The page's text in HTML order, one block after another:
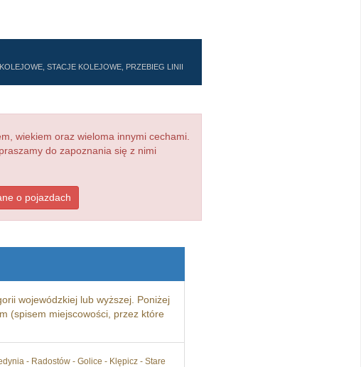
STACJE KOLEJOWE, PRZEBIEG LINII
wiekiem oraz wieloma innymi cechami.
do zapoznania się z nimi
o pojazdach
wojewódzkiej lub wyższej. Poniżej
(spisem miejscowości, przez które
- Radostów - Golice - Klępicz - Stare